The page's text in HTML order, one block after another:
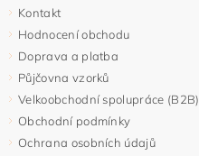
Kontakt
Hodnocení obchodu
Doprava a platba
Půjčovna vzorků
Velkoobchodní spolupráce (B2B)
Obchodní podmínky
Ochrana osobních údajů